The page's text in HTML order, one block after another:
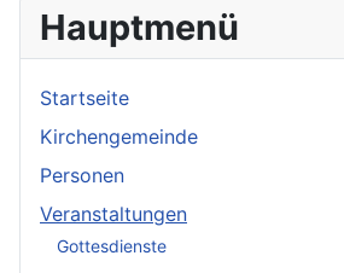
Hauptmenü
Startseite
Kirchengemeinde
Personen
Veranstaltungen
Gottesdienste